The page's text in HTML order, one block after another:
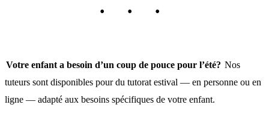
Votre enfant a besoin d’un coup de pouce pour l’été? Nos
tuteurs sont disponibles pour du tutorat estival — en personne ou en
ligne — adapté aux besoins spécifiques de votre enfant.